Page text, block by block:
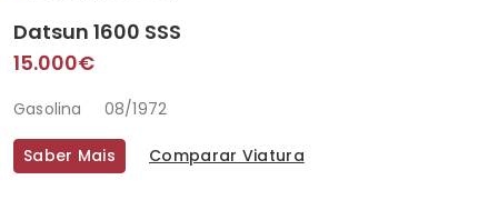
Datsun 1600 SSS
15.000€
Gasolina 08/1972
Saber Mais Comparar Viatura